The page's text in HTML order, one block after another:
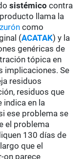
sistémico contra
llama la
como
(ACATAK) y la
genéricas de
tópica en
implicaciones. Se
residuos
residuos que
indica en la
ese problema se
el problema
130 días de
que el
on parece